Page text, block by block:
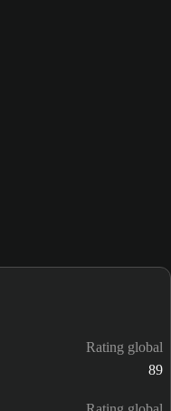
Rating global
89